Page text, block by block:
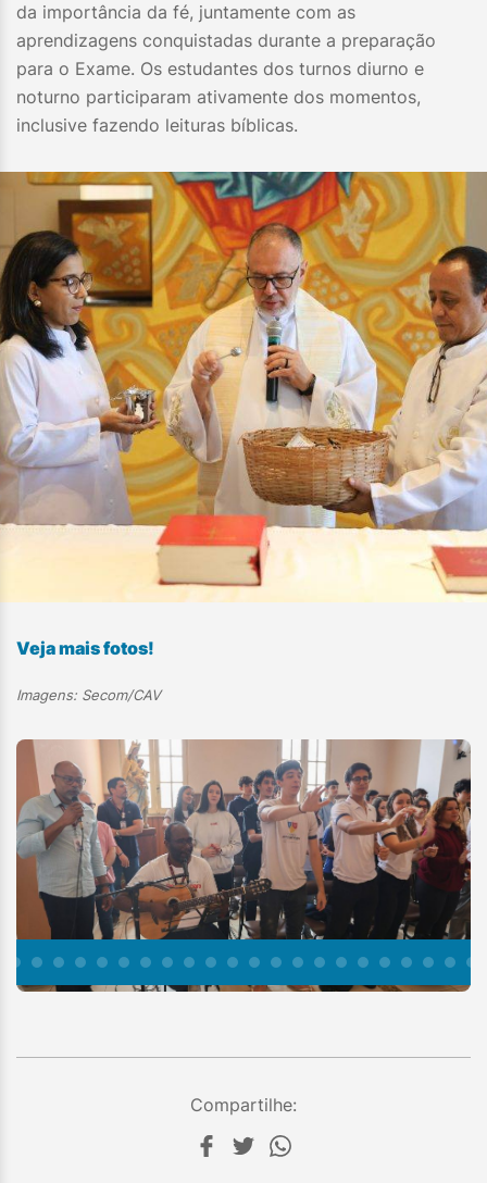
da importância da fé, juntamente com as
aprendizagens conquistadas durante a preparação
para o Exame. Os estudantes dos turnos diurno e
noturno participaram ativamente dos momentos,
inclusive fazendo leituras bíblicas.
Veja mais fotos!
Imagens: Secom/CAV
Compartilhe: